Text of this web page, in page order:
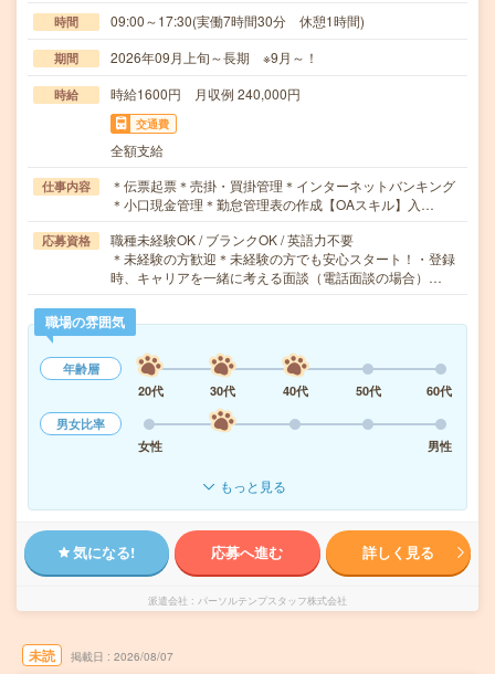
時間 09:00～17:30(実働7時間30分 休憩1時間)
期間 2026年09月上旬～長期 ※9月～！
時給 時給1600円 月収例 240,000円
交通費
全額支給
仕事内容
＊伝票起票＊売掛・買掛管理＊インターネットバンキング
＊小口現金管理＊勤怠管理表の作成【OAスキル】入…
応募資格
職種未経験OK / ブランクOK / 英語力不要
＊未経験の方歓迎＊未経験の方でも安心スタート！・登録
時、キャリアを一緒に考える面談（電話面談の場合）…
職場の雰囲気
年齢層
20代
30代 40代 50代
60代
男女比率
女性
男性
もっと見る
気になる! 応募へ進む 詳しく見る
派遣会社 パーソルテンプスタッフ株式会社
未読 掲載日 2026/08/07